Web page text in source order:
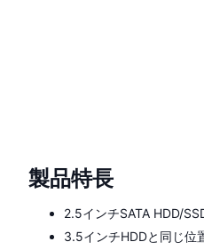
製品特長
2.5インチSATA HDD/
3.5インチHDDと同じ位